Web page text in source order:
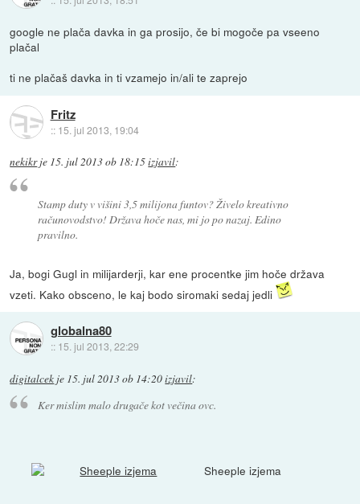
google ne plača davka in ga prosijo, če bi mogoče pa vseeno
plačal
ti ne plačaš davka in ti vzamejo in/ali te zaprejo
Fritz
:: 15. jul 2013, 19:04
nekikrje 15. jul 2013 ob 18:15izjavil:
Stamp duty v višini 3,5 milijona funtov? Živelo kreativno
računovodstvo! Država hoče nas, mi jo po nazaj. Edino
pravilno.
Ja, bogi Gugl in milijarderji, kar ene procentke jim hoče država
vzeti. Kako obsceno, le kaj bodo siromaki sedaj jedli
globalna80
:: 15. jul 2013, 22:29
digitalcek je 15. jul 2013 ob 14:20izjavil:
Ker mislim malo drugače kot večina ovc.
Sheeple izjema